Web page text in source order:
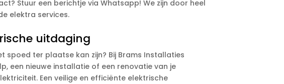
Stuur een berichtje via Whatsapp! We zijn door heel
elektra services.
uitdaging
spoed ter plaatse kan zijn? Bij Brams Installaties
een nieuwe installatie of een renovatie van je
Een veilige en efficiënte elektrische